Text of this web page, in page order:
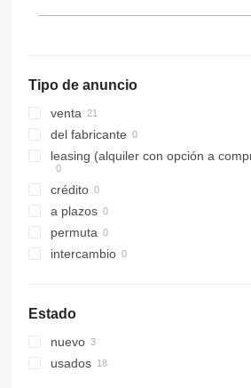
Tipo de anuncio
venta
del fabricante
leasing (alquiler con opción a
crédito
a plazos
permuta
intercambio
Estado
nuevo
usados